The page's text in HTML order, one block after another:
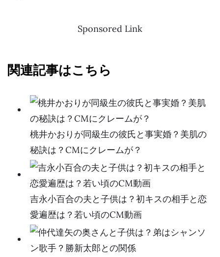
Sponsored Link
関連記事はこちら
桃井かおりが同級生の彼氏と事実婚？美肌の
秘訣は？CMにクレームが？
吉永小百合の夫と子供は？初キスの相手と恋
愛遍歴は？若い頃のCM動画